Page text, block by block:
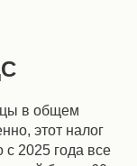
в общем
этот налог
2025 года все